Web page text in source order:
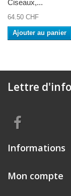
Ciseaux,...
64.50 CHF
Ajouter au panier
Lettre
Informations
Mon compte